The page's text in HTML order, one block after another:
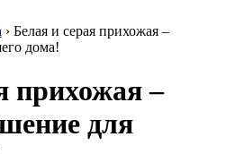
› Белая и серая прихожая –
дома!
прихожая –
для